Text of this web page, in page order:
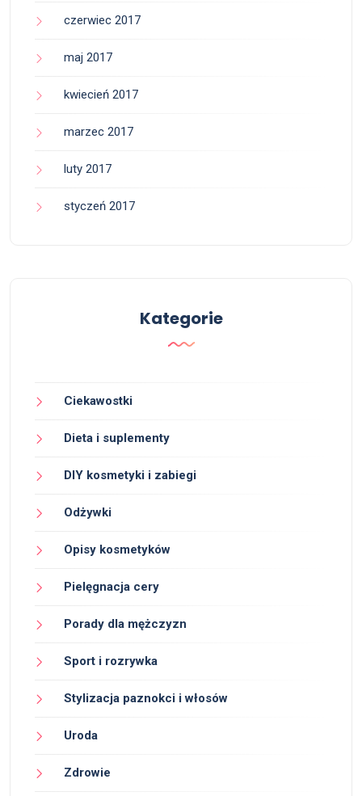
czerwiec 2017
maj 2017
kwiecień 2017
marzec 2017
luty 2017
styczeń 2017
Kategorie
Ciekawostki
Dieta i suplementy
DIY kosmetyki i zabiegi
Odżywki
Opisy kosmetyków
Pielęgnacja cery
Porady dla mężczyzn
Sport i rozrywka
Stylizacja paznokci i włosów
Uroda
Zdrowie